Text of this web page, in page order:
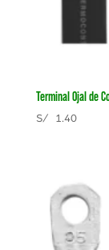
Terminal Ojal de
S/1.40